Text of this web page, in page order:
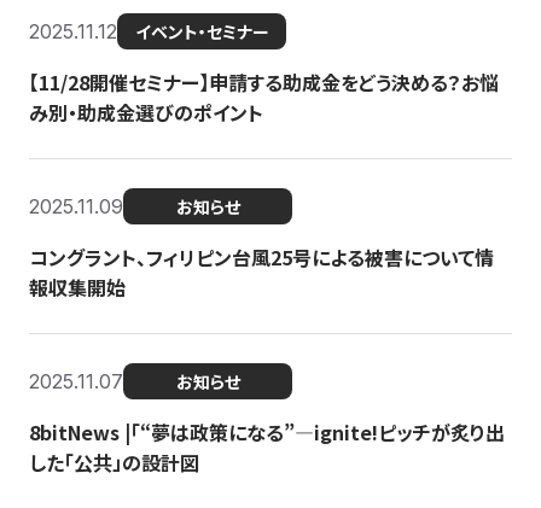
2025.11.12 イベント・セミナー
【11/28開催セミナー】申請する助成金をどう決める？お悩
み別・助成金選びのポイント
2025.11.09 お知らせ
コングラント、フィリピン台風25号による被害について情
報収集開始
2025.11.07 お知らせ
8bitNews |「“夢は政策になる”—ignite!ピッチが炙り出
した「公共」の設計図